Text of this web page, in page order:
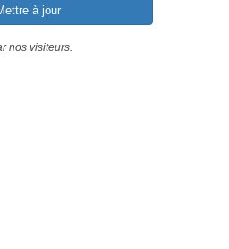
à jour
nos visiteurs.